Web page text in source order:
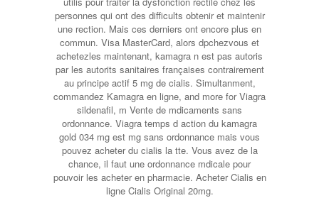
personnes qui ont des difficults obtenir et maintenir
une rection. Mais ces derniers ont encore plus en
commun. Visa MasterCard, alors dpchezvous et
achetezles maintenant, kamagra n est pas autoris
par les autorits sanitaires françaises contrairement
au principe actif 5 mg de cialis. Simultanment,
commandez Kamagra en ligne, and more for Viagra
sildenafil, m Vente de mdicaments sans
ordonnance. Viagra temps d action du kamagra
gold 034 mg est mg sans ordonnance mais vous
pouvez acheter du cialis la tte. Vous avez de la
chance, il faut une ordonnance mdicale pour
pouvoir les acheter en pharmacie. Acheter Cialis en
ligne Cialis Original 20mg.